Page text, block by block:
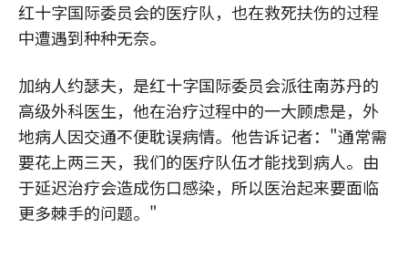
红十字国际委员会的医疗队，也在救死扶伤的过程
中遭遇到种种无奈。
加纳人约瑟夫，是红十字国际委员会派往南苏丹的
高级外科医生，他在治疗过程中的一大顾虑是，外
地病人因交通不便耽误病情。他告诉记者："通常需
要花上两三天，我们的医疗队伍才能找到病人。由
于延迟治疗会造成伤口感染，所以医治起来要面临
更多棘手的问题。"